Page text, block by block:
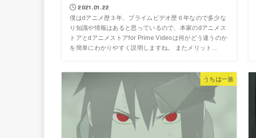
2021.01.22
僕はdアニメ歴３年、プライムビデオ歴６年なので多少な
り知識や情報はあると思っているので、本家のdアニメス
トアとdアニメストアfor Prime Videoは何がどう違うのか
を簡単にわかりやすく説明しますね。 またメリット...
うちは一族